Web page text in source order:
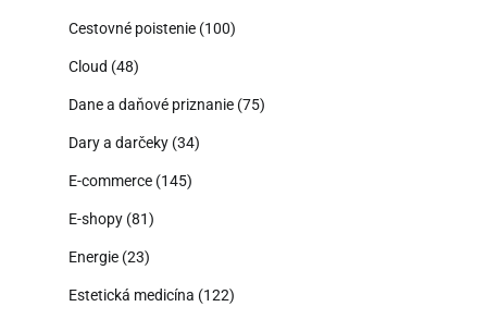
Cestovné poistenie (100)
Cloud (48)
Dane a daňové priznanie (75)
Dary a darčeky (34)
E-commerce (145)
E-shopy (81)
Energie (23)
Estetická medicína (122)